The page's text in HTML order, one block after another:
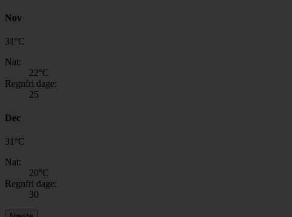
Nov
31 °C
Nat:
22°C
Regnfri dage:
25
Dec
31 °C
Nat:
20°C
Regnfri dage:
30